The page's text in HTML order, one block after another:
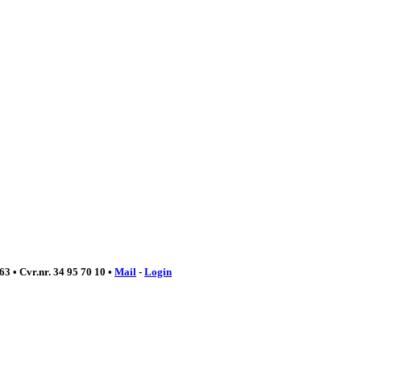
• Cvr.nr. 34 95 70 10 • Mail - Login